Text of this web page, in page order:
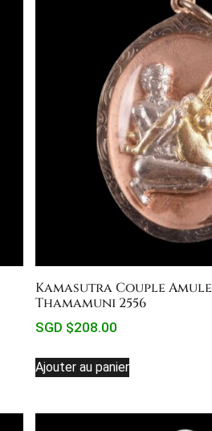
Kamasutra Couple
Thamamuni 2556
SGD $208.00
Ajouter au panier